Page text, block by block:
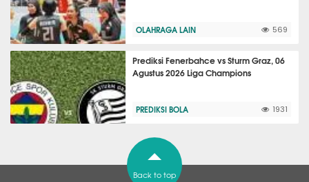
OLAHRAGA LAIN 569
Prediksi Fenerbahce vs Sturm Graz, 06
Agustus 2026 Liga Champions
PREDIKSI BOLA 1931
Back to top